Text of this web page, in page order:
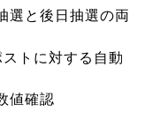
選と後日抽選の両
ストに対する自動
値確認